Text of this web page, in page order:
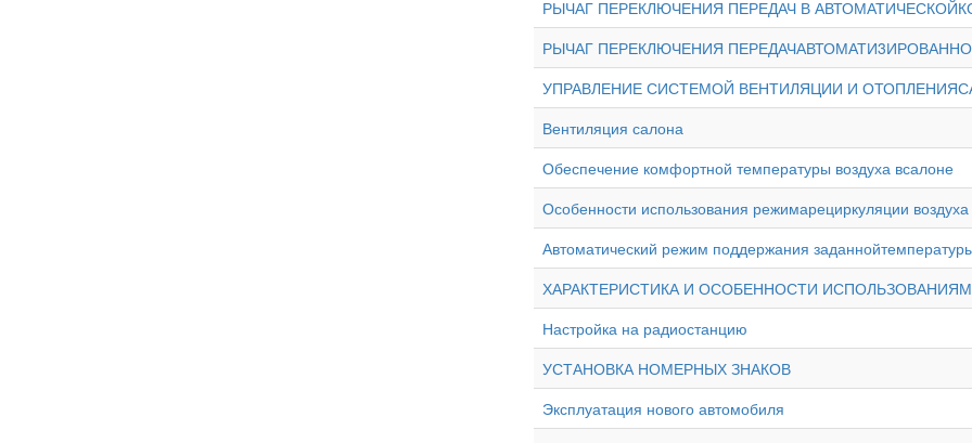
РЫЧАГ ПЕРЕКЛЮЧЕНИЯ ПЕРЕДАЧ В
РЫЧАГ ПЕРЕКЛЮЧЕНИЯ
УПРАВЛЕНИЕ СИСТЕМОЙ ВЕНТИЛЯЦИИ И
Вентиляция салона
Обеспечение комфортной температуры воздуха всалоне
Особенности использования режимарециркуляции
Автоматический режим поддержания
ХАРАКТЕРИСТИКА И ОСОБЕННОСТИ
Настройка на радиостанцию
УСТАНОВКА НОМЕРНЫХ ЗНАКОВ
Эксплуатация нового автомобиля